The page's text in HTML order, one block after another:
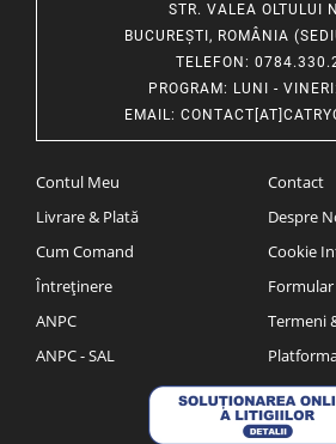
STR. VALEA OLTULUI
BUCUREȘTI, ROMÂNIA
TELEFON :
PROGRAM: LUNI -
EMAIL:
Contul Meu
Livrare & Plată
Cum Comand
Întreținere
ANPC
ANPC - SAL
Contact
Despre
Cookie
Termeni